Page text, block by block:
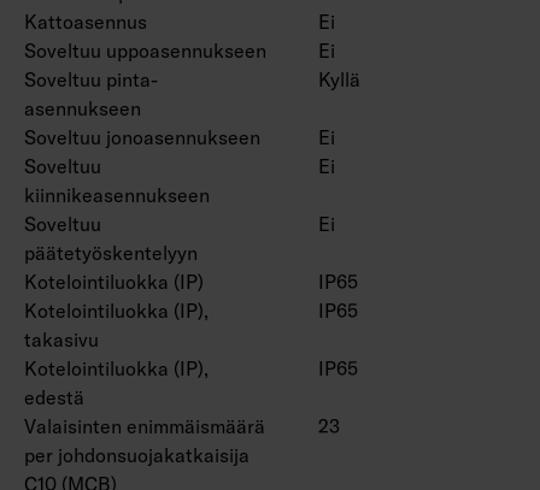
Kattoasennus
Ei
Soveltuu uppoasennukseen
Ei
Soveltuu pinta-
asennukseen
Kyllä
Soveltuu jonoasennukseen
Ei
Soveltuu
kiinnikeasennukseen
Ei
Soveltuu
päätetyöskentelyyn
Ei
Kotelointiluokka (IP)
IP65
Kotelointiluokka (IP),
takasivu
IP65
Kotelointiluokka (IP),
edestä
IP65
Valaisinten enimmäismäärä
per johdonsuojakatkaisija
C10 (MCB)
23